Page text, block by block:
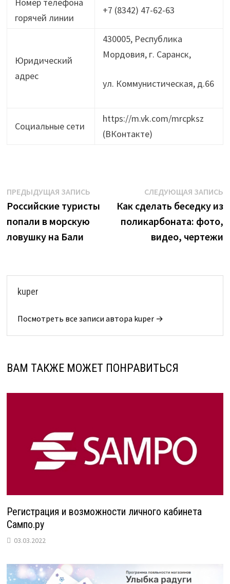
Номер телефона
горячей линии
+7 (8342) 47-62-63
Юридический
адрес
430005, Республика
Мордовия, г. Саранск,
ул. Коммунистическая, д.66
Социальные сети
https://m.vk.com/mrcpksz
(ВКонтакте)
Навигация
по
записям
ПРЕДЫДУЩАЯ ЗАПИСЬПредыдущая
запись:
Российские туристы
попали в морскую
ловушку на Бали
СЛЕДУЮЩАЯ ЗАПИСЬ
Как сделать беседку из
поликарбоната: фото,
видео, чертежи
kuper
Посмотреть все записи автора kuper →
ВАМ ТАКЖЕ МОЖЕТ ПОНРАВИТЬСЯ
Регистрация и возможности личного кабинета
Сампо.ру
03.03.2022